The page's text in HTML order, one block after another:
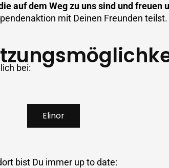
auf dem Weg zu uns sind und freuen
mit Deinen Freunden teilst.
bei:
Elinor
bist Du immer up to date: